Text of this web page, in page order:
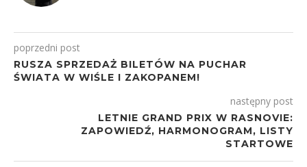
poprzedni post
RUSZA SPRZEDAŻ BILETÓW NA PUCHAR
ŚWIATA W WIŚLE I ZAKOPANEM!
następny post
LETNIE GRAND PRIX W RASNOVIE:
ZAPOWIEDŹ, HARMONOGRAM, LISTY
STARTOWE